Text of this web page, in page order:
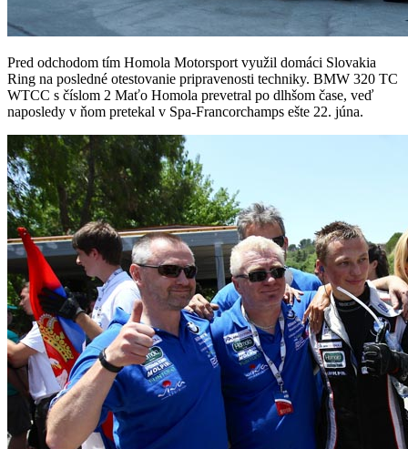
Pred odchodom tím Homola Motorsport využil domáci Slovakia
Ring na posledné otestovanie pripravenosti techniky. BMW 320 TC
WTCC s číslom 2 Maťo Homola prevetral po dlhšom čase, veď
naposledy v ňom pretekal v Spa-Francorchamps ešte 22. júna.